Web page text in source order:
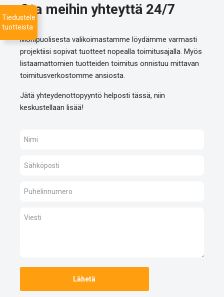
Ota meihin yhteyttä 24/7
Monipuolisesta valikoimastamme löydämme varmasti
projektiisi sopivat tuotteet nopealla toimitusajalla. Myös
listaamattomien tuotteiden toimitus onnistuu mittavan
toimitusverkostomme ansiosta.
Jätä yhteydenottopyyntö helposti tässä, niin
keskustellaan lisää!
Tiedustele
tuotteista